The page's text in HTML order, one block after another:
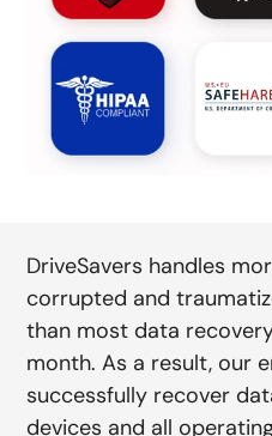
DriveSavers handles
corrupted and
than most data
month. As a result, our
successfully recover
devices and all